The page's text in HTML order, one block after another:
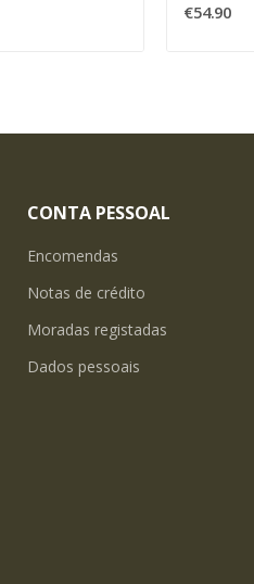
€54.90
CONTA PESSOAL
Encomendas
Notas de crédito
Moradas registadas
Dados pessoais